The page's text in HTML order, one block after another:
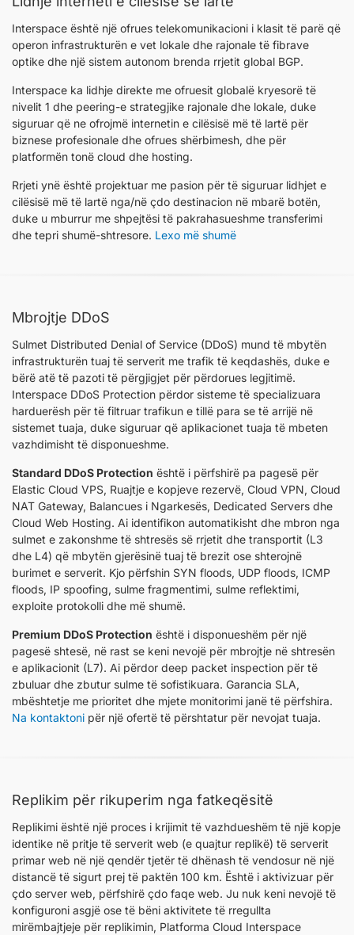
Interspace është një ofrues telekomunikacioni i klasit të parë që
operon infrastrukturën e vet lokale dhe rajonale të fibrave
optike dhe një sistem autonom brenda rrjetit global BGP.
Interspace ka lidhje direkte me ofruesit globalë kryesorë të
nivelit 1 dhe peering-e strategjike rajonale dhe lokale, duke
siguruar që ne ofrojmë internetin e cilësisë më të lartë për
biznese profesionale dhe ofrues shërbimesh, dhe për
platformën tonë cloud dhe hosting.
Rrjeti ynë është projektuar me pasion për të siguruar lidhjet e
cilësisë më të lartë nga/në çdo destinacion në mbarë botën,
duke u mburrur me shpejtësi të pakrahasueshme transferimi
dhe tepri shumë-shtresore. Lexo më shumë
Mbrojtje DDoS
Sulmet Distributed Denial of Service (DDoS) mund të mbytën
infrastrukturën tuaj të serverit me trafik të keqdashës, duke e
bërë atë të pazoti të përgjigjet për përdorues legjitimë.
Interspace DDoS Protection përdor sisteme të specializuara
harduerësh për të filtruar trafikun e tillë para se të arrijë në
sistemet tuaja, duke siguruar që aplikacionet tuaja të mbeten
vazhdimisht të disponueshme.
Standard DDoS Protection është i përfshirë pa pagesë për
Elastic Cloud VPS, Ruajtje e kopjeve rezervë, Cloud VPN, Cloud
NАТ Gateway, Balancues i Ngarkesës, Dedicated Servers dhe
Cloud Web Hosting. Ai identifikon automatikisht dhe mbron nga
sulmet e zakonshme të shtresës së rrjetit dhe transportit (L3
dhe L4) që mbytën gjerësinë tuaj të brezit ose shterojnë
burimet e serverit. Kjo përfshin SYN floods, UDP floods, ICMP
floods, IP spoofing, sulme fragmentimi, sulme reflektimi,
exploite protokolli dhe më shumë.
Premium DDoS Protection është i disponueshëm për një
pagesë shtesë, në rast se keni nevojë për mbrojtje në shtresën
e aplikacionit (L7). Ai përdor deep packet inspection për të
zbuluar dhe zbutur sulme të sofistikuara. Garancia SLA,
mbështetje me prioritet dhe mjete monitorimi janë të përfshira.
Na kontaktoni për një ofertë të përshtatur për nevojat tuaja.
Replikim për rikuperim nga fatkeqësitë
Replikimi është një proces i krijimit të vazhdueshëm të një kopje
identike në pritje të serverit web (e quajtur replikë) të serverit
primar web në një qendër tjetër të dhënash të vendosur në një
distancë të sigurt prej të paktën 100 km. Është i aktivizuar për
çdo server web, përfshirë çdo faqe web. Ju nuk keni nevojë të
konfiguroni asgjë ose të bëni aktivitete të rregullta
mirëmbajtjeje për replikimin, Platforma Cloud Interspace